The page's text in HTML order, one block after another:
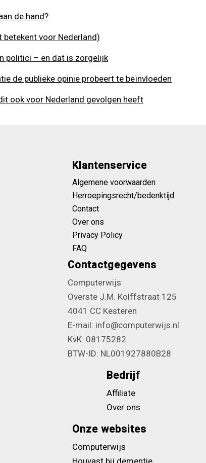
de hand?
voor Nederland)
politici – en dat is zorgelijk
de publieke opinie probeert te beïnvloeden
ook voor Nederland gevolgen heeft
Klantenservice
Algemene voorwaarden
Herroepingsrecht/bedenktijd
Contact
Over ons
Privacy Policy
FAQ
Contactgegevens
Computerwijs
Overste J.M. Kolffstraat 125
4041 CC Kesteren
E-mail: info@computerwijs.nl
KvK: 08175282
BTW-ID: NL001927880B28
Bedrijf
Affiliate
Over ons
Onze websites
Computerwijs
Houvast bij dementie